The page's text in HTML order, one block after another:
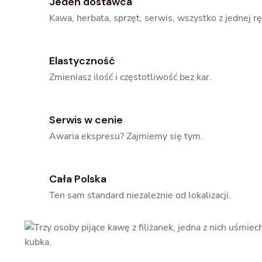
Kawa, herbata, sprzęt, serwis, wszystko z jednej
Elastyczność
Zmieniasz ilość i częstotliwość bez kar.
Serwis w cenie
Awaria ekspresu? Zajmiemy się tym.
Cała Polska
Ten sam standard niezależnie od lokalizacji.